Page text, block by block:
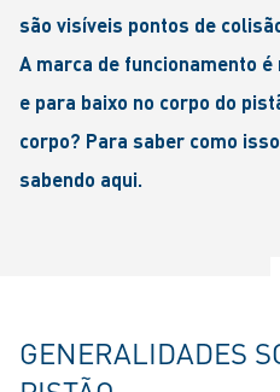
são visíveis pontos de
A marca de funcionamento
e para baixo no corpo do
corpo? Para saber como
sabendo aqui.
GENERALIDADES